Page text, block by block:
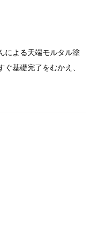
による天端モルタル塗
基礎完了をむかえ、